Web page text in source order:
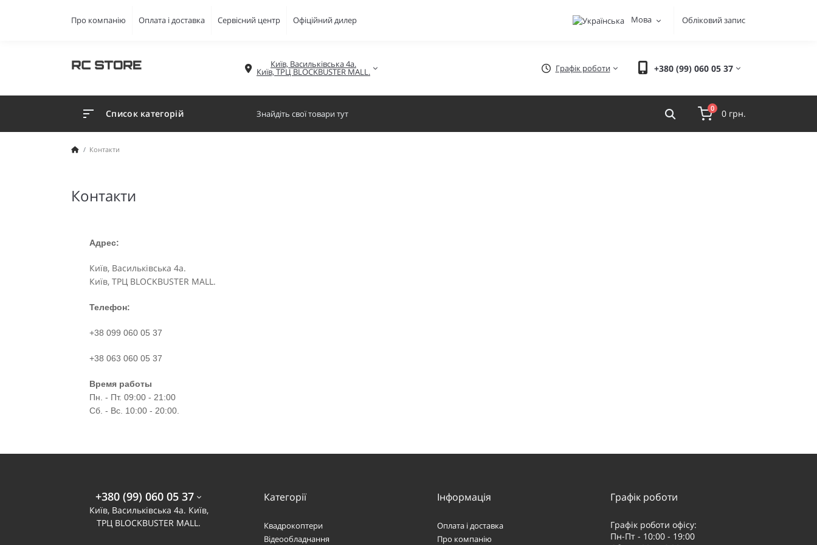
Про компанію Оплата і доставка Сервісний центр Офіційний дилер Мова Обліковий запис
Київ, Васильківська 4а.
Київ, ТРЦ BLOCKBUSTER MALL. Графік роботи +380 (99) 060 05 37
Список категорій 0 0 грн.
Контакти
Контакти
Адрес:
Київ, Васильківська 4а.
Київ, ТРЦ BLOCKBUSTER MALL.
Телефон:
+38 099 060 05 37
+38 063 060 05 37
Время работы
Пн. - Пт. 09:00 - 21:00
Сб. - Вс. 10:00 - 20:00.
+380 (99) 060 05 37
Київ, Васильківська 4а. Київ,
ТРЦ BLOCKBUSTER MALL.
Категорії
Квадрокоптери
Відеообладнання
Інформація
Оплата і доставка
Про компанію
Графік роботи
Графік роботи офісу:
Пн-Пт - 10:00 - 19:00